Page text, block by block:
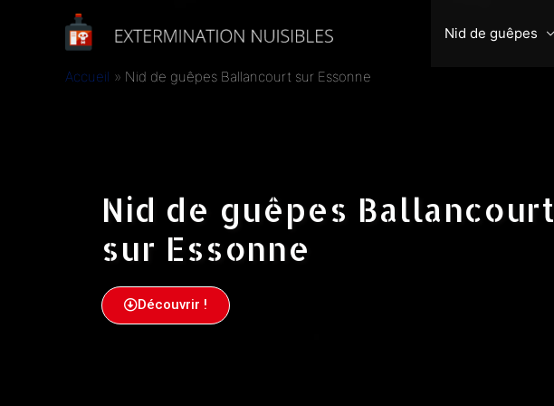
Nid de guêpes
Accueil Nid de guêpes Ballancourt sur Essonne
Nid de guêpes Ballancourt
sur Essonne
Découvrir !